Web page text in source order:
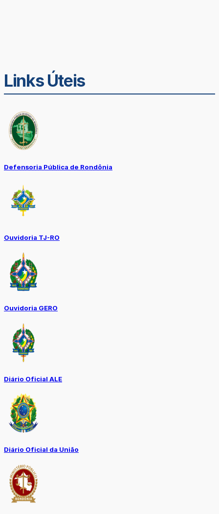
Links Úteis
Defensoria Pública de Rondônia
Ouvidoria TJ-RO
Ouvidoria GERO
Diário Oficial ALE
Diário Oficial da União